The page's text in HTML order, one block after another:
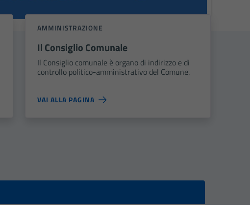
AMMINISTRAZIONE
Il Consiglio Comunale
Il Consiglio comunale è organo di indirizzo e di
controllo politico-amministrativo del Comune.
VAI ALLA PAGINA